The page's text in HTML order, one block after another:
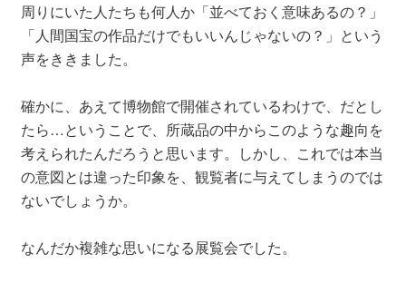
周りにいた人たちも何人か「並べておく意味あるの？」
「人間国宝の作品だけでもいいんじゃないの？」という
声をききました。
確かに、あえて博物館で開催されているわけで、だとし
たら…ということで、所蔵品の中からこのような趣向を
考えられたんだろうと思います。しかし、これでは本当
の意図とは違った印象を、観覧者に与えてしまうのでは
ないでしょうか。
なんだか複雑な思いになる展覧会でした。